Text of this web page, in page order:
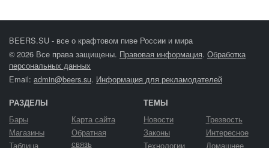
BEERS.SU - все о крафтовом пиве России и мира
© 2026 Все права защищены. Правовая информация. Обработка
персональных данных
Email: admin@beers.su. Информация для рекламодателей
РАЗДЕЛЫ
Бары
Магазины
Таблица
Карта сайта
Обратная
связь
ТЕМЫ
Новости
Законы
Технологии
Трезвость
Интересное
Домашнее